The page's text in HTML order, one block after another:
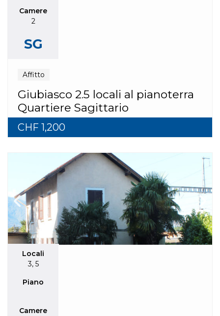
Camere
2
SG
Affitto
Giubiasco 2.5 locali al pianoterra
Quartiere Sagittario
CHF 1,200
Locali
3, 5
Piano
Camere